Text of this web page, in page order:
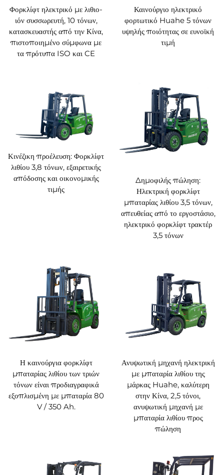
σημαντικά μεγαλύτερη διάρκεια ζωής σε κύκλους σε
σύγκριση με τις παραδοσιακές μπαταρίες μολύβδου-
οξέος, με εξαιρετική θερμική σταθερότητα για βασική
εγγύηση ασφάλειας.
Γρήγορη Φόρτιση για Συνεχή Λειτουργία: Υποστηρίζει
τεχνολογία γρήγορης φόρτισης, μειώνοντας
συνεχούς λειτουργίας.
Σταθερή Παροχή Ισχύος: Παρέχει ομαλή και ισχυρή
απόδοση ακόμη και υπό πλήρες φορτίο ή σε
χαμηλότερα επίπεδα φόρτισης, διασφαλίζοντας συνεχή
λειτουργική απόδοση.
2. Έξυπνο Σύστημα Διαχείρισης Οχημάτων
Οπτικοποιημένη Παρακολούθηση Δεδομένων:
Παρακολουθεί σε πραγματικό χρόνο την κατάσταση
της μπαταρίας, τα δεδομένα κατανάλωσης ενέργειας
και τις βασικές παραμέτρους λειτουργίας, καθιστώντας
τη διαχείριση του εξοπλισμού σαφή και απλή.
Ειδοποιήσεις & Έξυπνη Συντήρηση: Τα
ενσωματωμένα διαγνωστικά σφαλμάτων παρέχουν
λειτουργίας.
Φιλική προς τον χρήστη διεπαφή: Ένας διαισθητικός
πίνακας ελέγχου εμφανίζει σαφώς την ταχύτητα, τη
χωρητικότητα φόρτισης, το επίπεδο φόρτισης της
μπαταρίας και άλλες πληροφορίες, βελτιώνοντας την
ευκολία λειτουργίας.
3. Εξαιρετική ελιγμοσύνη και εργονομικός
Ευέλικτη απόδοση: Μια συμπαγής ακτίνα στροφής σε
συνδυασμό με ένα ευαίσθητο σύστημα ηλεκτρονικού
ελέγχου διεύθυνσης επιτρέπει εύκολο ελιγμό σε
στενούς διαδρόμους, μεγιστοποιώντας την απόδοση
του διαθέσιμου χώρου.
Άνετη λειτουργία: Χαρακτηριστικά όπως καθίσματα
ρυθμιζόμενα κατά ύψος, χαμηλή δόνηση και
σχεδιασμός με χαμηλό επίπεδο θορύβου βελτιώνουν
Ασφαλής ορατότητα: Ο σχεδιασμός του μαστού με
Φορκλίφτ ηλεκτρικό με λιθιο-
ιόν συσσωρευτή, 10 τόνων,
κατασκευαστής από την Κίνα,
πιστοποιημένο σύμφωνα με
τα πρότυπα ISO και CE
Καινούργιο ηλεκτρικό
φορτωτικό Huahe 5 τόνων
υψηλής ποιότητας σε ευνοϊκή
τιμή
Κινέζικη προέλευση: Φορκλίφτ
λιθίου 3,8 τόνων, εξαιρετικής
απόδοσης και οικονομικής
τιμής
Δημοφιλής πώληση:
Ηλεκτρική φορκλίφτ
μπαταρίας λιθίου 3,5 τόνων,
απευθείας από το εργοστάσιο,
ηλεκτρικό φορκλίφτ τρακτέρ
3,5 τόνων
Η καινούργια φορκλίφτ
μπαταρίας λιθίου των τριών
τόνων είναι προδιαγραφικά
εξοπλισμένη με μπαταρία 80
V / 350 Ah.
Ανυψωτική μηχανή ηλεκτρική
με μπαταρία λιθίου της
μάρκας Huahe, καλύτερη
στην Κίνα, 2,5 τόνοι,
ανυψωτική μηχανή με
μπαταρία λιθίου προς
πώληση